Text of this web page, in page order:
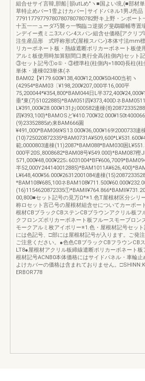
組合せサイ言韓,胆船￨韻utLめ″ヽ■国よい境,(■部材
草特止めバー1雪よけカバー￨サイドパネル1男J売品
77911779779780780780780782野キ上野・ンポート
十五一一ューダ巧襲ゥ一鴨臨コ逆据グ斐鵡啜輔専置
ンデイー煮ミニ3スパン4スパン組含せ価格[アクリブ
注生産品形 式呼称形式(屋根スパン)本体寸法mm
リカーポネート板・熱線遮断ポリカーボネート板使
アルミ板使用時加算額間口奥行全高(柱側内)セット
③セット記号①o①・③標準柱(柱側内=1800)長柱(柱
単体・連棟023単体(ネ
BAM02【¥179.600¥138,400¥12,000¥50i400当初ヽ
(42954*BAM03〔¥198,200¥207,000半16,000平
75,200044*¥354,800*BAM044日L半
垂"東(7)51022885)*BAM051四¥373,400DネBAM0511
L¥391,000¥28.000¥131お000582連棟
四¥393,100)*BAMOSど
(9)23352885め来BAM666園
¥491,000*BAM06t¥S13.000¥36,000¥169!2000733連
範;0000803連棟(11)2087*BAM088*BAM030困
000平20S,8008682*BAM08号¥549.000)*BAM087樫
半
L¥648,400¥56.000¥26312001084連棟
*BAM108¥685,100ネ
00,800■セット記号の見万Ω*※1.色T屋根材区分シリ
称ロセット言己号の屋根材組含せについてカーポー
根材CBブラックCBステンCBブラウンアクリル板フ
クフロンズポリカーボネート板フルースモーブロン
モークアルミ枚アイポリー※1.色・屋根材記号セッ
には色記号、□部には屋根材記号が入ります。ご発注
ご注意ください。●色色CBブラックCBフラウンCB
LT8●屋根材アクリル板締線遣断ポリカーボネート板
根材記号ACNB0本体価格にはサイドパネル・車輪止
よけカバーの価格は含まれておりません。
ERBOR778